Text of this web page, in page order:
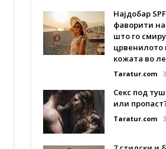
Најдобар
фаворити
што го
црвенилото
кожата во
Taratur.com
Секс под
или
Taratur.com